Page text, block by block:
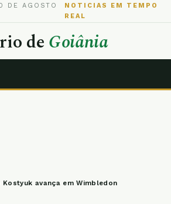
DE AGOSTO
NOTICIAS EM TEMPO
REAL
deGoiânia
Kostyuk avança em Wimbledon